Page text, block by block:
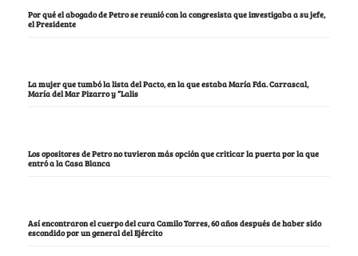
Por qué el abogado de Petro se reunió con la congresista que investigaba a su jefe,
el Presidente
La mujer que tumbó la lista del Pacto, en la que estaba María Fda. Carrascal,
María del Mar Pizarro y “Lalis
Los opositores de Petro no tuvieron más opción que criticar la puerta por la que
entró a la Casa Blanca
Así encontraron el cuerpo del cura Camilo Torres, 60 años después de haber sido
escondido por un general del Ejército